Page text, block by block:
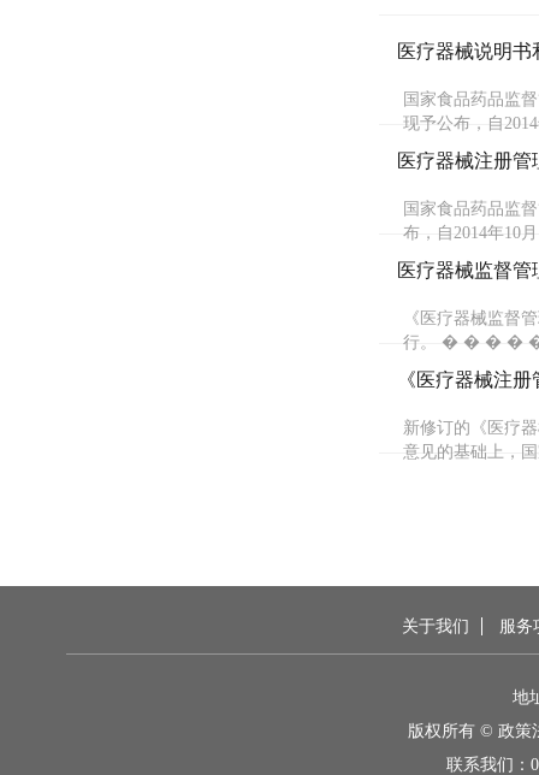
医疗器械说明
国家食品药品监
现予公布，自
医疗器械注册管
国家食品药品监
布，自2014年
医疗器械监督管
《医疗器械监督
行。 � � � �
《医疗器械注
新修订的《医疗
意见的基础上，
关于我们 服务
地
版权所有 © 政策
联系我们：